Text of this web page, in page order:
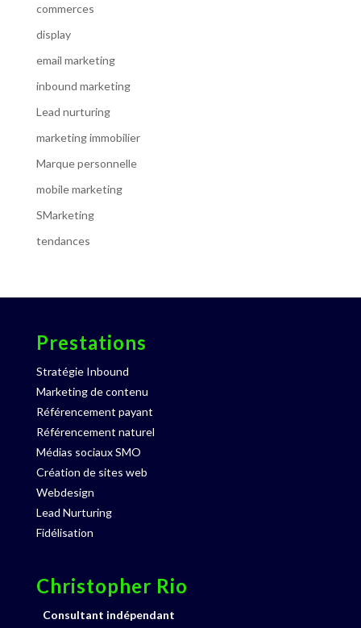
commerces
display
email marketing
inbound marketing
Lead nurturing
marketing immobilier
Marque personnelle
mobile marketing
SMarketing
tendances
Prestations
Stratégie Inbound
Marketing de contenu
Référencement payant
Référencement naturel
Médias sociaux SMO
Création de sites web
Webdesign
Lead Nurturing
Fidélisation
Christopher Rio
Consultant indépendant